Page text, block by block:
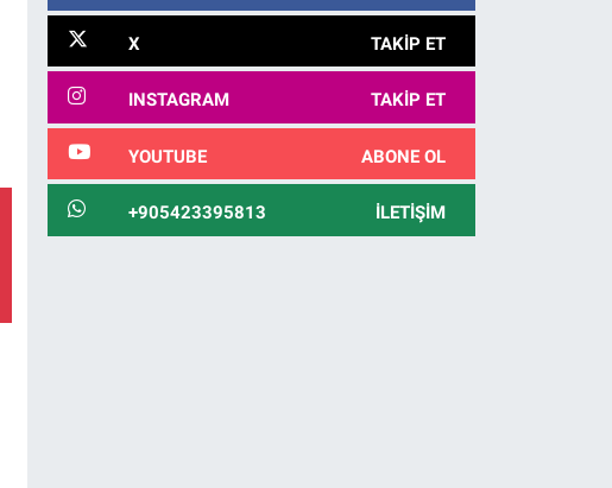
X TAKIP ET
INSTAGRAM TAKIP ET
YOUTUBE ABONE OL
+905423395813 İLETIŞIM